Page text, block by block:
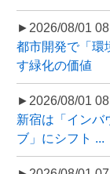
►2026/08/01
都市開発で「環
す緑化の価値
►2026/08/01
新宿は「インバ
ブ」にシフト ...